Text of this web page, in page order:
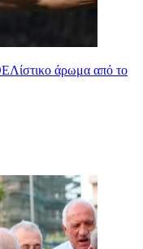
άρωμα από το